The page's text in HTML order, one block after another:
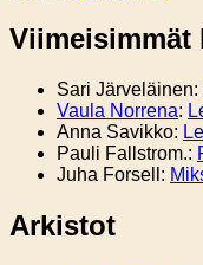
Viimeisimmät
Sari Järveläinen:
Vaula Norrena:
Anna Savikko:
Pauli Fallstrom.:
Juha Forsell :
Arkistot